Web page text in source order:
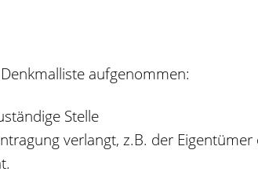
aufgenommen:
Stelle
verlangt, z.B. der